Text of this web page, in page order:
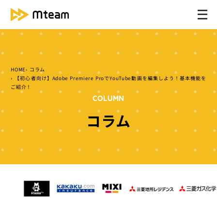
メ
ュ
開
く
HOME コラム
【初心者向け】Adobe Premiere ProでYouTube動画を編集しよう！基本機能を
ご紹介！
COLUMN
コラム